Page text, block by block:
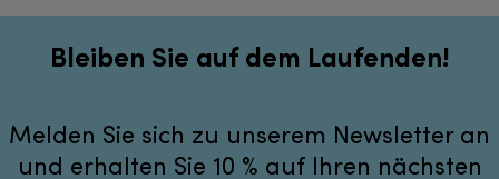
Bleiben Sie auf dem Laufenden!
Melden Sie sich zu unserem Newsletter an
und erhalten Sie 10 % auf Ihren nächsten